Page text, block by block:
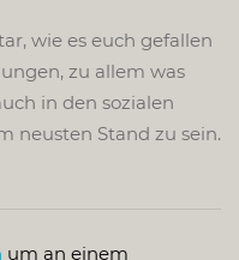
wie es euch gefallen
zu allem was
in den sozialen
neusten Stand zu sein.
um an einem